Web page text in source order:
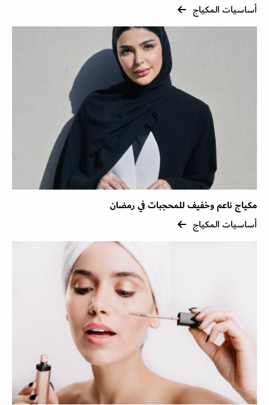
أساسيات المكياج
مكياج ناعم وخفيف للمحجبات في رمضان
أساسيات المكياج